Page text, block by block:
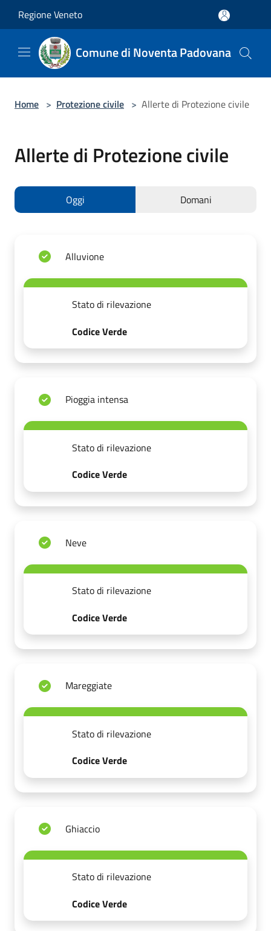
Regione Veneto
Comune di Noventa Padovana
Home > Protezione civile > Allerte di Protezione civile
Allerte di Protezione civile
Oggi Domani
Alluvione
Stato di rilevazione
Codice Verde
Pioggia intensa
Stato di rilevazione
Codice Verde
Neve
Stato di rilevazione
Codice Verde
Mareggiate
Stato di rilevazione
Codice Verde
Ghiaccio
Stato di rilevazione
Codice Verde